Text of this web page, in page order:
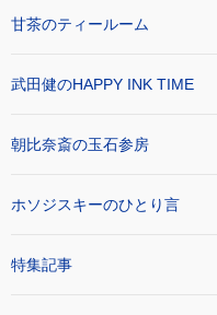
甘茶のティールーム
武田健のHAPPY INK TIME
朝比奈斎の玉石参房
ホソジスキーのひとり言
特集記事